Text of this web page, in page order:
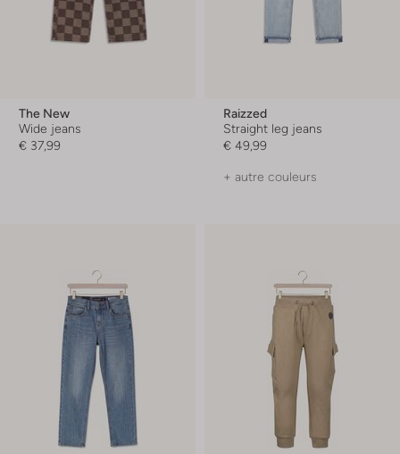
The New
Wide jeans
€ 37,99
Raizzed
Straight leg jeans
€ 49,99
+ autre couleurs